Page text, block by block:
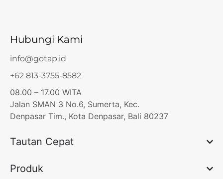
Hubungi Kami
info@gotap.id
+62 813-3755-8582
08.00 – 17.00 WITA
Jalan SMAN 3 No.6, Sumerta, Kec.
Denpasar Tim., Kota Denpasar, Bali 80237
Tautan Cepat
Produk